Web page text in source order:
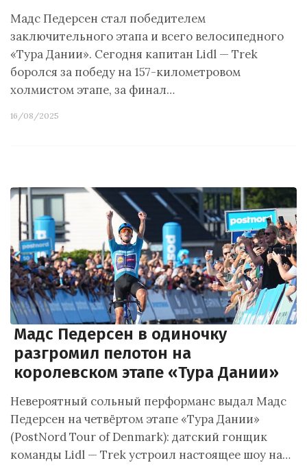
Мадс Педерсен стал победителем
заключительного этапа и всего велосипедного
«Тура Дании». Сегодня капитан Lidl — Trek
боролся за победу на 157-километровом
холмистом этапе, за финал…
16/08/2025
Мадс Педерсен в одиночку
разгромил пелотон на
королевском этапе «Тура Дании»
Невероятный сольный перформанс выдал Мадс
Педерсен на четвёртом этапе «Тура Дании»
(PostNord Tour of Denmark): датский гонщик
команды Lidl — Trek устроил настоящее шоу на…